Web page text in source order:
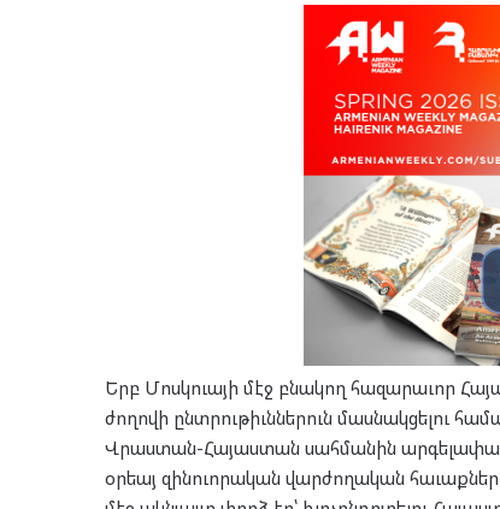
Երբ Մոսկուայի մէջ բնակող հազարաւոր
ժողովի ընտրութիւններուն մասնակցելու
Վրաստան-Հայաստան սահմանին
օրեայ զինուորական վարժողական